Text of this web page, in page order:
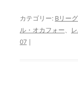
カテゴリー: Bリーグ
ル・オカフォー、
07 |